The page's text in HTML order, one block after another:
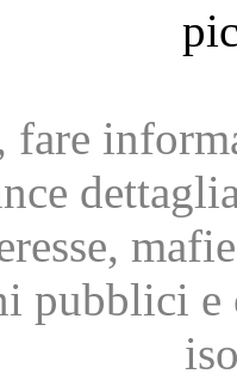
fare
pubblici